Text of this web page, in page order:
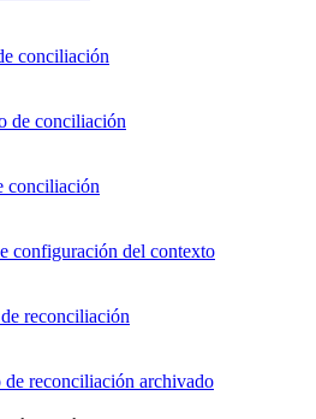
conciliación
de conciliación
conciliación
configuración del contexto
reconciliación
de reconciliación archivado